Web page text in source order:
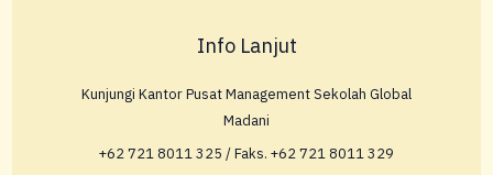
Info Lanjut
Kunjungi Kantor Pusat Management Sekolah Global
Madani
+62 721 8011 325 / Faks. +62 721 8011 329